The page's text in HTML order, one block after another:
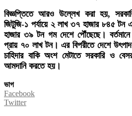
বিজ্ঞপ্তিতে আরও উল্লেখ করা হয়,
জিটুজি-১ পর্যায়ে ২ লাখ ৩৭ হাজার ৮৪৫ টন
হাজার ৩৯ টন গম দেশে পৌঁছেছে। বর্তমানে
প্রায় ৭০ লাখ টন। এর বিপরীতে দেশে
চাহিদার বাকি অংশ মেটাতে সরকারি ও
আমদানি করতে হয়।
ভাগ
Facebook
Twitter